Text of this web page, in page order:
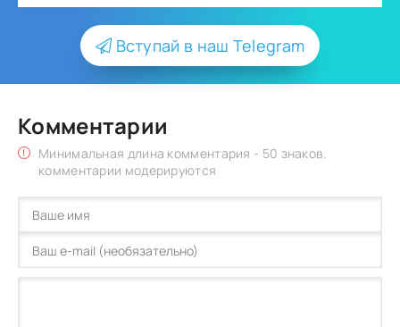
Вступай в наш Telegram
Комментарии
Минимальная длина комментария - 50 знаков.
комментарии модерируются